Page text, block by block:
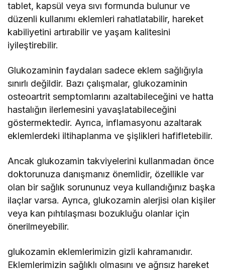
tablet, kapsül veya sıvı formunda bulunur ve
düzenli kullanımı eklemleri rahatlatabilir, hareket
kabiliyetini artırabilir ve yaşam kalitesini
iyileştirebilir.
Glukozaminin faydaları sadece eklem sağlığıyla
sınırlı değildir. Bazı çalışmalar, glukozaminin
osteoartrit semptomlarını azaltabileceğini ve hatta
hastalığın ilerlemesini yavaşlatabileceğini
göstermektedir. Ayrıca, inflamasyonu azaltarak
eklemlerdeki iltihaplanma ve şişlikleri hafifletebilir.
Ancak glukozamin takviyelerini kullanmadan önce
doktorunuza danışmanız önemlidir, özellikle var
olan bir sağlık sorununuz veya kullandığınız başka
ilaçlar varsa. Ayrıca, glukozamin alerjisi olan kişiler
veya kan pıhtılaşması bozukluğu olanlar için
önerilmeyebilir.
glukozamin eklemlerimizin gizli kahramanıdır.
Eklemlerimizin sağlıklı olmasını ve ağrısız hareket